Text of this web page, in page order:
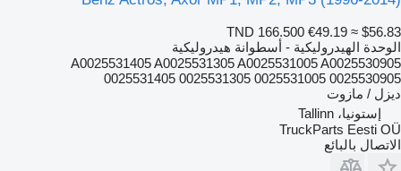
TND 166.500 €49.19 ≈ $56.83
الوحدة الهيدروليكية - أسطوانة هيدروليكية
A0025531405 A0025531305 A0025531005 A0025530905
0025531405 0025531305 0025531005 0025530905
ديزل / مازوت
إستونيا، Tallinn
TruckParts Eesti OÜ
الاتصال بالبائع